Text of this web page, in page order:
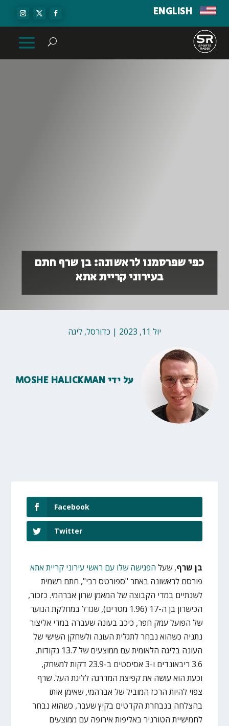
ENGLISH
כפי שפרסמנו לראשונה: בן שרף חתם
בעירוני קריית אתא
יול 11, 2023 | כדורסל, ליגה
על ידי MOSHE HALICKMAN
Facebook
Twitter
בן שרף, שעל הפגישה שלו עם ראשי עירוני קריית אתא
פורסם לראשונה באתר "ספורטס רבי", חתם רשמית
לשנתיים במדי הקבוצה של המאמן שרון אברהמי. כזכור,
הכישרון בן ה-17 (1.96 מטרים), שגדל במחלקת הנוער
של הפועל עמק חפר, כיכב בעונה שעברה במדי אליצור
נתניה כשהוא נבחר לתגלית העונה ולשחקן השישי של
העונה בליגה הלאומית עם ממוצעים של 13.7 נקודות,
3.6 ריבאונדים ו-3 אסיסטים ב-23.9 דקות למשחק,
וכעת הוא עושה את קפיצת המדרגה לליגת העל. שרף
צפוי להיות הרכז המוביל של אברהמי, שאימן אותו
בהצלחה בנבחרת הקדטים בקיץ שעבר, כשהוא נבחר
לחמישיית הטורניר באליפות אירופה עם ממוצעים